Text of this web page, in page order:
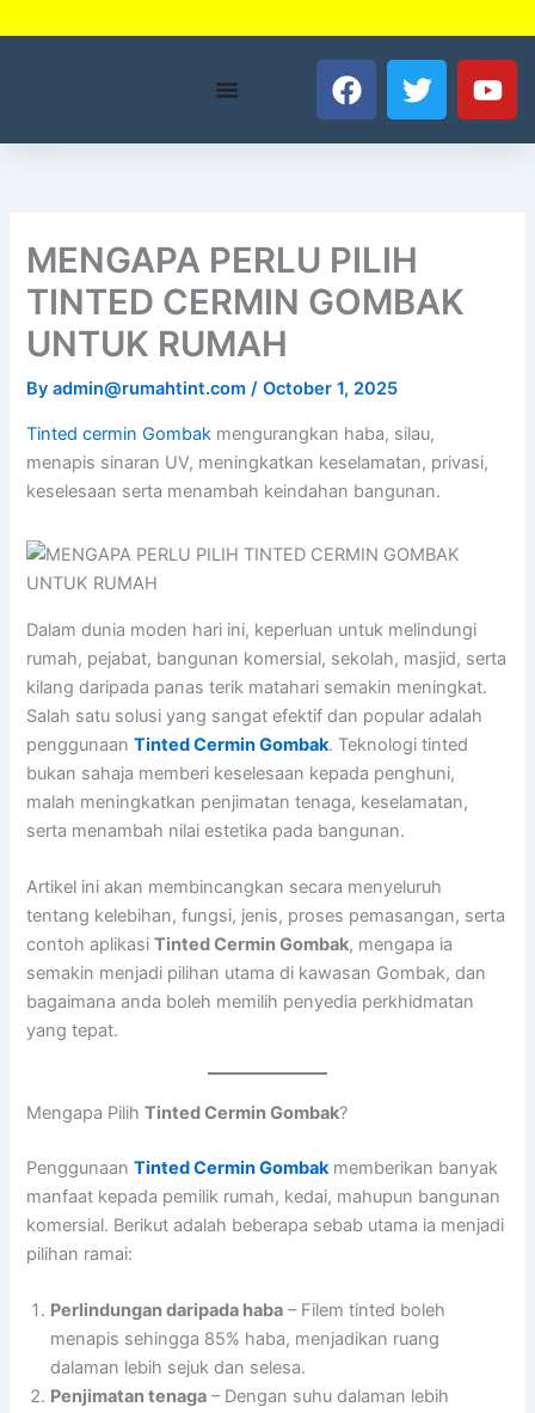
to
F
a
o
k
T
w
r
Y
o
MENGAPA PERLU PILIH
TINTED CERMIN GOMBAK
UNTUK RUMAH
Byadmin@rumahtint.com/October 1, 2025
Tinted cermin Gombak mengurangkan haba, silau,
menapis sinaran UV, meningkatkan keselamatan, privasi,
keselesaan serta menambah keindahan bangunan.
Dalam dunia moden hari ini, keperluan untuk melindungi
rumah, pejabat, bangunan komersial, sekolah, masjid, serta
kilang daripada panas terik matahari semakin meningkat.
Salah satu solusi yang sangat efektif dan popular adalah
penggunaanTinted Cermin Gombak. Teknologi tinted
bukan sahaja memberi keselesaan kepada penghuni,
malah meningkatkan penjimatan tenaga, keselamatan,
serta menambah nilai estetika pada bangunan.
Artikel ini akan membincangkan secara menyeluruh
tentang kelebihan, fungsi, jenis, proses pemasangan, serta
contoh aplikasiTinted Cermin Gombak, mengapa ia
semakin menjadi pilihan utama di kawasan Gombak, dan
bagaimana anda boleh memilih penyedia perkhidmatan
yang tepat.
Mengapa PilihTinted Cermin Gombak?
PenggunaanTinted Cermin Gombakmemberikan banyak
manfaat kepada pemilik rumah, kedai, mahupun bangunan
komersial. Berikut adalah beberapa sebab utama ia menjadi
pilihan ramai:
Perlindungan daripada haba – Filem tinted boleh
menapis sehingga 85% haba, menjadikan ruang
dalaman lebih sejuk dan selesa.
Penjimatan tenaga – Dengan suhu dalaman lebih